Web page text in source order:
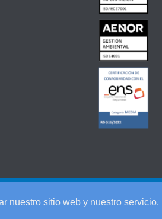
nuestro sitio web y nuestro servicio.
c/Dels Pous, 20 (Pol. Ind. Cidesa) 08740
682 56 11 -Aviso Legal-Política de Cookies